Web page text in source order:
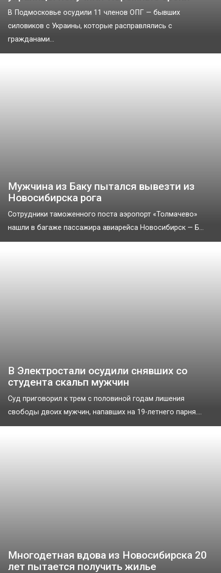
В Подмосковье осудили 11 членов ОПГ — бывших
силовиков с Украины, которые расправлялись с
гражданами...
Мужчина из Баку пытался вывезти из
Новосибирска рога
Сотрудники таможенного поста аэропорт «Толмачево»
нашли в багаже пассажира авиарейса Новосибирск — Б...
В Электростали осудили снявших со
студента скальп мужчин
Суд приговорил к трем с половиной годам лишения
свободы двоих мужчин, напавших на 19-летнего парня....
Многодетная вдова из Новосибирска 20
лет пытается получить жилье